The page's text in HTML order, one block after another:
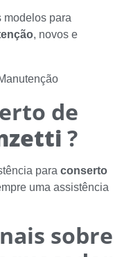
modelos para
, novos e
de
?
para conserto
uma assistência
sobre